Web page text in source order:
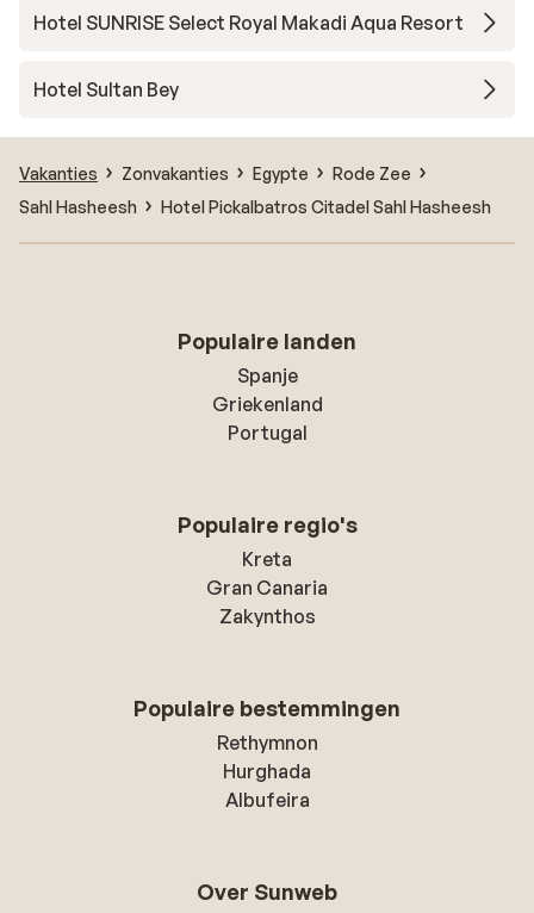
Hotel SUNRISE Select Royal Makadi Aqua Resort
Hotel Sultan Bey
Vakanties Zonvakanties Egypte
Rode Zee
Sahl Hasheesh
Hotel Pickalbatros Citadel Sahl Hasheesh
Populaire landen
Spanje
Griekenland
Portugal
Populaire regio's
Kreta
Gran Canaria
Zakynthos
Populaire bestemmingen
Rethymnon
Hurghada
Albufeira
Over Sunweb